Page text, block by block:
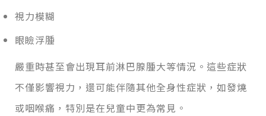
視力模糊
眼瞼浮腫
嚴重時甚至會出現耳前淋巴腺腫大等情況。這些症狀
不僅影響視力，還可能伴隨其他全身性症狀，如發燒
或咽喉痛，特別是在兒童中更為常見。